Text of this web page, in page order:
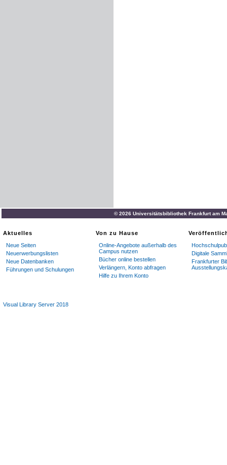
© 2026 Universitätsbibliothek Frankfurt am
Aktuelles
Neue Seiten
Neuerwerbungslisten
Neue Datenbanken
Führungen und Schulungen
Von zu Hause
Online-Angebote außerhalb des
Campus nutzen
Bücher online bestellen
Verlängern, Konto abfragen
Hilfe zu Ihrem Konto
Digitale
Frankfurter
Visual Library Server 2018